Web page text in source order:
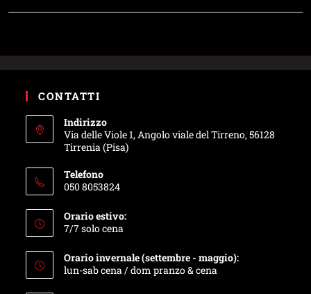
CONTATTI
Indirizzo
Via delle Viole 1, Angolo viale del Tirreno, 56128
Tirrenia (Pisa)
Telefono
050 8053824
Orario estivo:
7/7 solo cena
Orario invernale (settembre - maggio):
lun-sab cena / dom pranzo & cena